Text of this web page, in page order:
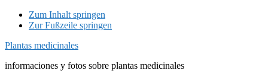
Zum Inhalt springen
Zur Fußzeile springen
Plantas medicinales
informaciones y fotos sobre plantas medicinales